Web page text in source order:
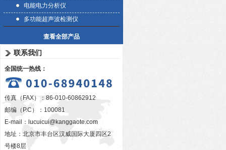
电能电力分析仪
多功能超声波检测仪
查看全部产品
联系我们
全国统一热线：
传真（FAX）：86-010-60862912
邮编（P.C）：100081
E-mail： lucuicui@kanggaote.com
地址：北京市丰台区汉威国际大厦四区2
号楼8层